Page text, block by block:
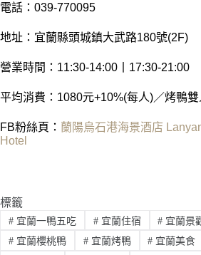
電話：039-770095
地址：宜蘭縣頭城鎮大武路180號(2F)
營業時間：11:30-14:00丨17:30-21:00
平均消費：1080元+10%(每人)／烤鴨
FB粉絲頁： 蘭陽烏石港海景酒店
Hotel
標籤
#宜蘭一鴨五吃 #宜蘭住宿 # 宜蘭景
#宜蘭櫻桃鴨 #宜蘭烤鴨 # 宜蘭美食